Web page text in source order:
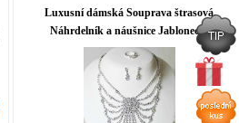
Luxusní dámská Souprava štrasová.
Náhrdelník a náušnice Jablonecká
bižuterie 300010